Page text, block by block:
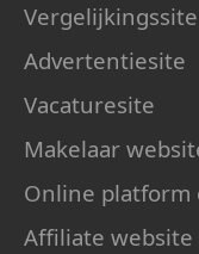
Vergelijkingssite
Advertentiesite
Vacaturesite
Makelaar
Online platform
Affiliate website